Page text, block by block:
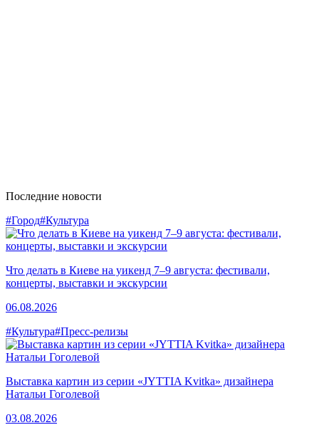
Последние новости
#Город#Культура
Что делать в Киеве на уикенд 7–9 августа: фестивали,
концерты, выставки и экскурсии
06.08.2026
#Культура#Пресс-релизы
Выставка картин из серии «JYTTIA Kvitka» дизайнера
Натальи Гоголевой
03.08.2026